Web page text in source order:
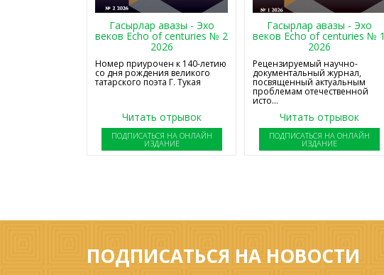
Гасырлар авазы - Эхо
веков Echo of centuries № 2
2026
Номер приурочен к 140-летию
со дня рождения великого
татарского поэта Г. Тукая
Читать отрывок
ПОДПИСАТЬСЯ НА ОНЛАЙН
ИЗДАНИЕ
Гасырлар авазы - Эхо
веков Echo of centuries № 1
2026
Рецензируемый научно-
документальный журнал,
посвященный актуальным
проблемам отечественной
исто...
Читать отрывок
ПОДПИСАТЬСЯ НА ОНЛАЙН
ИЗДАНИЕ
ПОДПИСАТЬСЯ НА НОВОСТИ